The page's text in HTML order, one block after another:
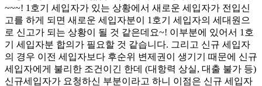
~~~! 1호기 세입자가 있는 상황에서 새로운 세입자가 전입신
고를 하게 되면 새로운 세입자분이 1호기 세입자의 세대원으
로 신고가 되는 상황이 될 것 같은데요~! 이부분에 있어서 1호
기 세입자분 합의가 필요할 것 같습니다. 그리고 신규 세입자
의 경우 이전 세입자보다 후순위 변제권이 생기기 때문에 신규
세입자에게 불리한 조건이긴 한데 (대항력 상실, 대출 불가 등)
신규세입자가 요청하신 부분이라고 하니 이점은 신규 세입자